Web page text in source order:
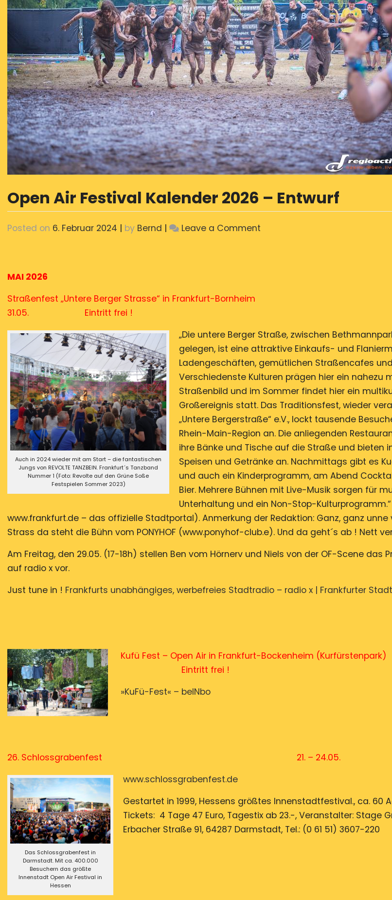
Open Air Festival Kalender 2026 – Entwurf
Posted on 6. Februar 2024 | by Bernd | Leave a Comment
MAI 2026
Straßenfest „Untere Berger Strasse“ in Frankfurt-Bornheim
31.05. Eintritt frei !
Auch in 2024 wieder mit am Start – die fantastischen
Jungs von REVOLTE TANZBEIN. Frankfurt´s Tanzband
Nummer 1 (Foto: Revolte auf den Grüne Soße
Festspielen Sommer 2023)
„Die untere Berger Straße, zwischen
gelegen, ist eine attraktive Einkaufs- und
Ladengeschäften, gemütlichen Straßencafes
Verschiedenste Kulturen prägen hier ein nahezu
Straßenbild und im Sommer findet hier ein
Großereignis statt. Das Traditionsfest, wieder
„Untere Bergerstraße“ e.V., lockt tausende
Rhein-Main-Region an. Die anliegenden
ihre Bänke und Tische auf die Straße und bieten
Speisen und Getränke an. Nachmittags gibt es
und auch ein Kinderprogramm, am Abend
Bier. Mehrere Bühnen mit Live-Musik sorgen für
Unterhaltung und ein Non-Stop-
www.frankfurt.de – das offizielle Stadtportal). Anmerkung der Redaktion: Ganz, ganz unne
Strass da steht die Bühn vom PONYHOF (www.ponyhof-club.e). Und da geht´s ab ! Nett
Am Freitag, den 29.05. (17-18h) stellen Ben vom Hörnerv und Niels von der OF-Scene das
auf radio x vor.
Just tune in ! Frankfurts unabhängiges, werbefreies Stadtradio – radio x | Frankfurter
Kufü Fest – Open Air in Frankfurt-Bockenheim
Eintritt frei !
»KuFü-Fest« – beINbo
26. Schlossgrabenfest 21. – 24.05.
Das Schlossgrabenfest in
Darmstadt. Mit ca. 400.000
Besuchern das größte
Innenstadt Open Air Festival in
Hessen
www.schlossgrabenfest.de
Gestartet in 1999, Hessens größtes Innenstadtfestival., ca. 60
Tickets: 4 Tage 47 Euro, Tagestix ab 23.-, Veranstalter: Stage
Erbacher Straße 91, 64287 Darmstadt, Tel.: (0 61 51) 3607-220